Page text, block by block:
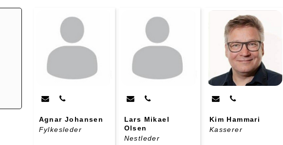
Agnar Johansen
Fylkesleder
Lars Mikael
Olsen
Nestleder
Kim Hammari
Kasserer